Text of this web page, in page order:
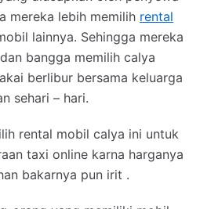
mereka lebih memilih rental
lainnya. Sehingga mereka
bangga memilih calya
berlibur bersama keluarga
sehari – hari.
rental mobil calya ini untuk
taxi online karna harganya
bakarnya pun irit .